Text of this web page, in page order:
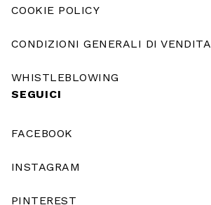
COOKIE POLICY
CONDIZIONI GENERALI DI VENDITA
WHISTLEBLOWING
SEGUICI
FACEBOOK
INSTAGRAM
PINTEREST